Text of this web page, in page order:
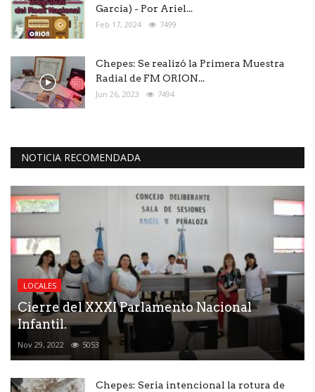
Garcia) - Por Ariel...
Feb 17, 2024 7499
Chepes: Se realizó la Primera Muestra
Radial de FM ORION...
Jun 26, 2023 7494
NOTICIA RECOMENDADA
LOCALES
Cierre del XXXI Parlamento Nacional
Infantil.
Nov 29, 2022 5053
Chepes: Seria intencional la rotura de